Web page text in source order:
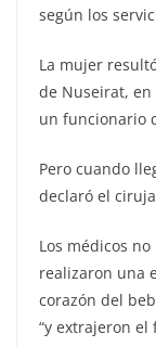
según los
La mujer
de Nuseirat,
un funcionario
Pero cuando
declaró el
Los médicos
realizaron una
corazón del
“y extrajeron el